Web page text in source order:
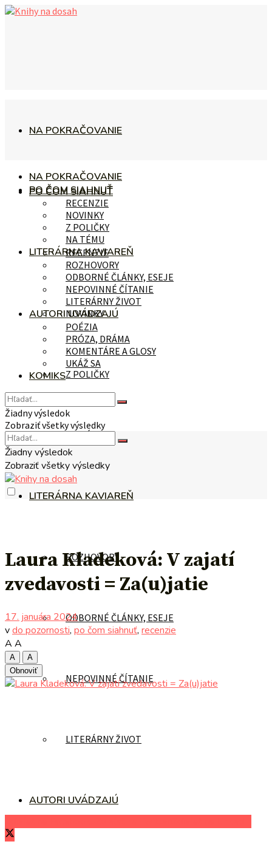
NA POKRAČOVANIE
PO ČOM SIAHNUŤ
RECENZIE
NOVINKY
Z POLIČKY
NA TÉMU
LITERÁRNA KAVIAREŇ
ROZHOVORY
ODBORNÉ ČLÁNKY, ESEJE
NEPOVINNÉ ČÍTANIE
LITERÁRNY ŽIVOT
AUTORI UVÁDZAJÚ
NA POKRAČOVANIE
PO ČOM SIAHNUŤ
RECENZIE
NOVINKY
Z POLIČKY
NA TÉMU
LITERÁRNA KAVIAREŇ
ROZHOVORY
ODBORNÉ ČLÁNKY, ESEJE
NEPOVINNÉ ČÍTANIE
LITERÁRNY ŽIVOT
AUTORI UVÁDZAJÚ
POÉZIA
PRÓZA, DRÁMA
KOMENTÁRE A GLOSY
UKÁŽ SA
KOMIKS
Žiadny výsledok
Zobraziť všetky výsledky
Žiadny výsledok
Zobraziť všetky výsledky
Laura Kladeková: V zajatí
zvedavosti = Za(u)jatie
17. januára 2024
vdo pozornosti, po čom siahnuť, recenzie
A A
A
A
Obnoviť